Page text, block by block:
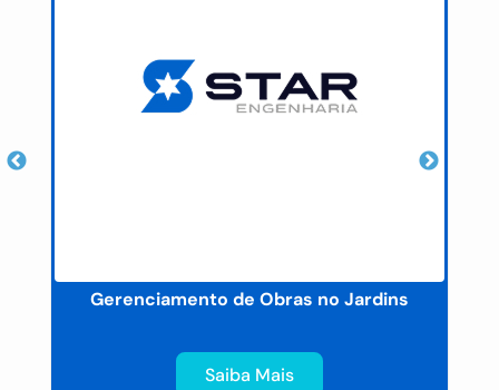
Gerenciamento de Obras no Jardins
Saiba Mais